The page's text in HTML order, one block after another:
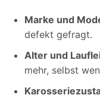
Marke und
defekt gefragt.
Alter und
mehr, selbst